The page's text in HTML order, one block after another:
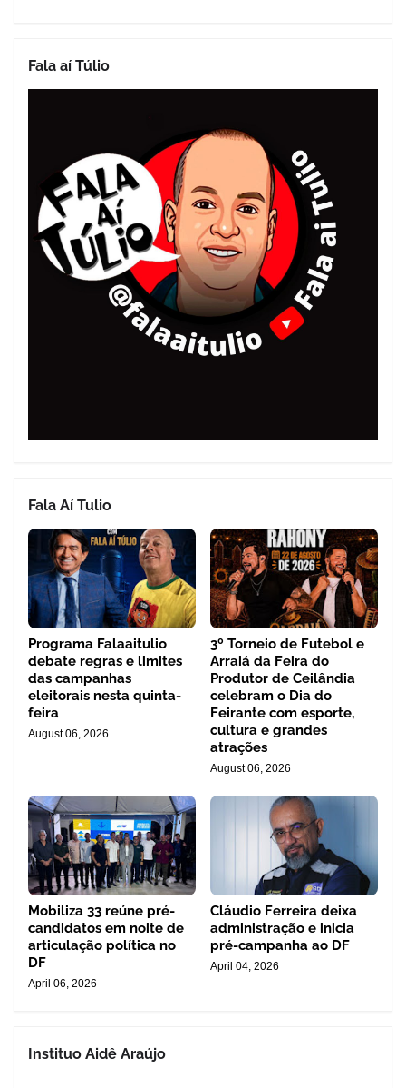
Fala aí Túlio
Fala Aí Tulio
Programa Falaaitulio
debate regras e limites
das campanhas
eleitorais nesta quinta-
feira
August 06, 2026
3º Torneio de Futebol e
Arraiá da Feira do
Produtor de Ceilândia
celebram o Dia do
Feirante com esporte,
cultura e grandes
atrações
August 06, 2026
Mobiliza 33 reúne pré-
candidatos em noite de
articulação política no
DF
April 06, 2026
Cláudio Ferreira deixa
administração e inicia
pré-campanha ao DF
April 04, 2026
Instituo Aidê Araújo